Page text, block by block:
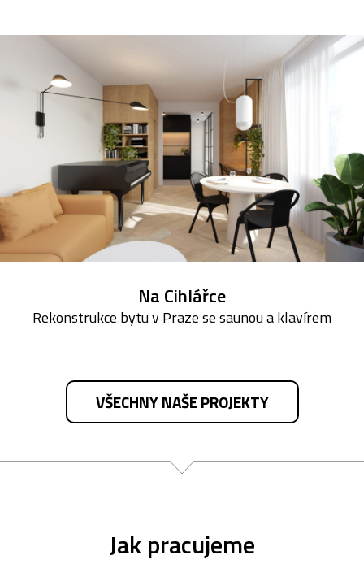
Na Cihlářce
Rekonstrukce bytu v Praze se saunou a klavírem
VŠECHNY NAŠE PROJEKTY
Jak pracujeme